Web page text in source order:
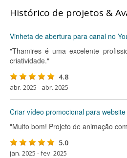
Histórico de projetos &
Vinheta de abertura para canal no
"Thamires é uma excelente
criatividade."
4.8
abr. 2025 - abr. 2025
Criar vídeo promocional para website
"Muito bom! Projeto de animação
5.0
jan. 2025 - fev. 2025